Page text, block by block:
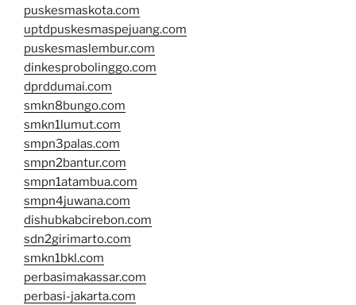
puskesmaskota.com
uptdpuskesmaspejuang.com
puskesmaslembur.com
dinkesprobolinggo.com
dprddumai.com
smkn8bungo.com
smkn1lumut.com
smpn3palas.com
smpn2bantur.com
smpn1atambua.com
smpn4juwana.com
dishubkabcirebon.com
sdn2girimarto.com
smkn1bkl.com
perbasimakassar.com
perbasi-jakarta.com